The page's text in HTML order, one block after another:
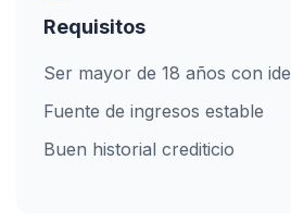
Requisitos
Ser mayor de 18 años con
Fuente de ingresos estable
Buen historial crediticio